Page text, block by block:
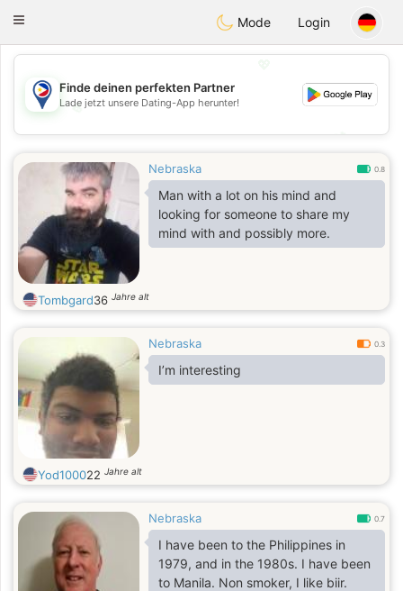
Philippines Chat
Toggle
Mode Login
💖
💕
Finde deinen perfekten Partner
Lade jetzt unsere Dating-App herunter!
Nebraska 0.8
Man with a lot on his mind and
looking for someone to share my
mind with and possibly more.
Tombgard36 Jahre alt
Nebraska 0.3
I’m interesting
Yod100022 Jahre alt
Nebraska 0.7
I have been to the Philippines in
1979, and in the 1980s. I have been
to Manila. Non smoker, I like biir.